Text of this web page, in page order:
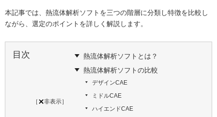
本記事では、熱流体解析ソフトを三つの階層に分類し特徴を比較し
ながら、選定のポイントを詳しく解説します。
目次
［ 非表示］
熱流体解析ソフトとは？
熱流体解析ソフトの比較
デザインCAE
ミドルCAE
ハイエンドCAE